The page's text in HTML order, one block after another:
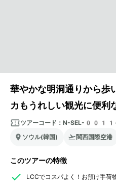
華やかな明洞通りから歩
カもうれしい観光に便利
ツアーコード： N-SEL-
ソウル(韓国)
関西国際空港
このツアーの特徴
LCCでコスパよく！お預け手